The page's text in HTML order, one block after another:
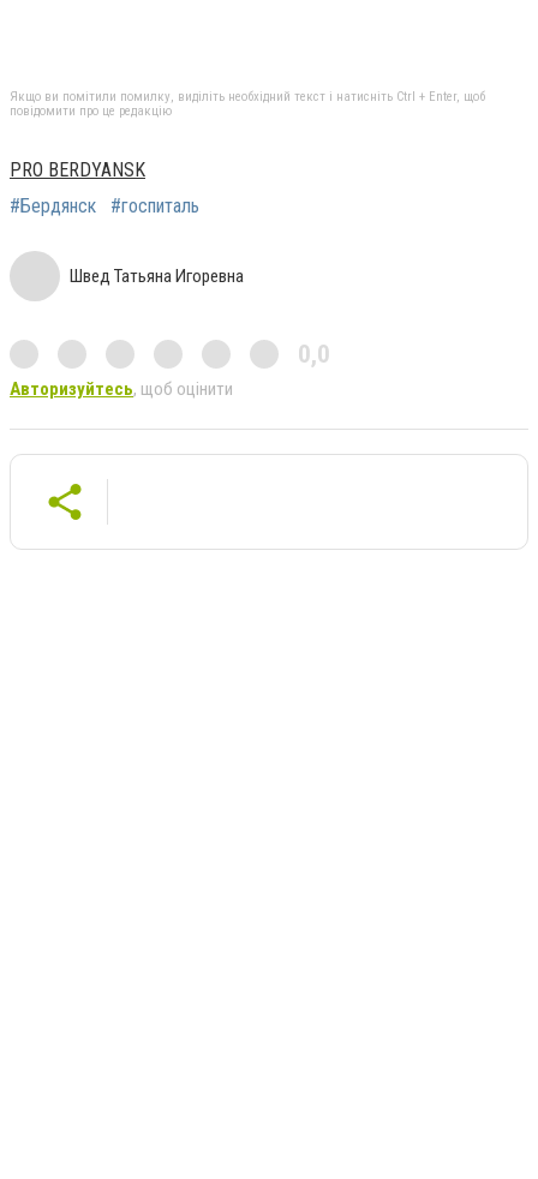
Якщо ви помітили помилку, виділіть необхідний текст і натисніть Ctrl + Enter, щоб
повідомити про це редакцію
PRO BERDYANSK
#Бердянск
#госпиталь
Швед Татьяна Игоревна
0,0
Авторизуйтесь, щоб оцінити